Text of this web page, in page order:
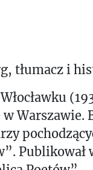
tłumacz i
Warszawie.
Publikował